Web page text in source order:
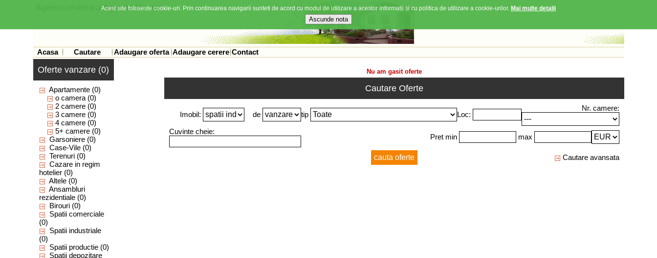
Agentia imobiliaraAgentia House
Acasa Cautare Adaugare oferta Adaugare cerere Contact
Oferte vanzare (0)
Apartamente(0)
o camera(0)
2 camere(0)
3 camere(0)
4 camere(0)
5+ camere(0)
Garsoniere(0)
Case-Vile(0)
Terenuri(0)
Cazare in regim
hotelier(0)
Altele(0)
Ansambluri
rezidentiale(0)
Birouri(0)
Spatii comerciale
(0)
Spatii industriale
(0)
Spatii productie(0)
Spatii depozitare
Nu am gasit oferte
Cautare Oferte
Imobil: de tip Loc:
Nr. camere:
Cuvinte cheie:
Pret min max
Cautare avansata
Acest site foloseste cookie-uri. Prin continuarea navigarii sunteti de acord cu modul de utilizare a acestor informatii si cu politica de utilizare a cookie-urilor. Mai multe detalii